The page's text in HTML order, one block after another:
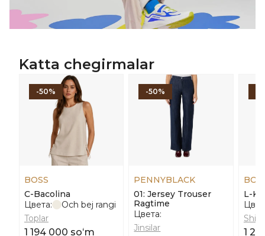
Katta chegirmalar
-50%
BOSS
С-Bacolina
Цвета:
Och bej rangi
Toplar
1 194 000 soʻm
-50%
PENNYBLACK
01: Jersey Trouser
Ragtime
Цвета:
Jinsilar
L-
1